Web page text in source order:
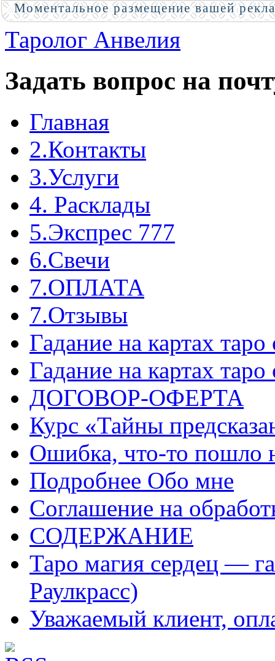
Таролог Анвелия
Задать вопрос на
Главная
2.Контакты
3.Услуги
4. Расклады
5.Экспрес 777
6.Свечи
7.ОПЛАТА
7.Отзывы
Гадание на картах
Гадание на картах
ДОГОВОР-ОФЕРТА
Курс «Тайны
Ошибка, что-то пошло
Подробнее Обо мне
Соглашение на
СОДЕРЖАНИЕ
Таро магия сердец —
Раулкрасс)
Уважаемый клиент,
Моментальное размещение вашей